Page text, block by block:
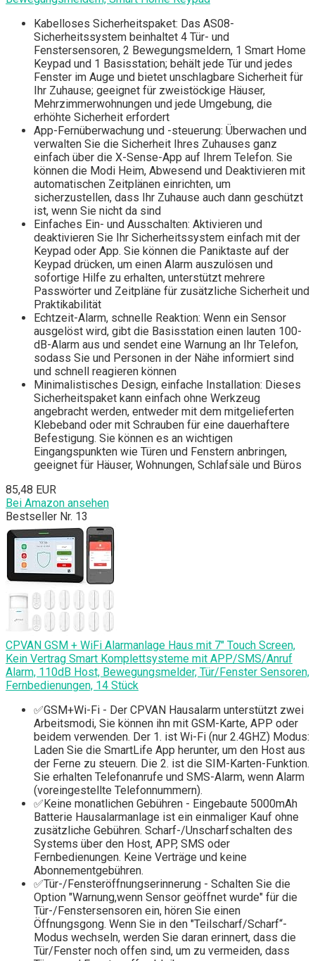
Kabelloses Sicherheitspaket: Das AS08-
Sicherheitssystem beinhaltet 4 Tür- und
Fenstersensoren, 2 Bewegungsmeldern, 1 Smart Home
Keypad und 1 Basisstation; behält jede Tür und jedes
Fenster im Auge und bietet unschlagbare Sicherheit für
Ihr Zuhause; geeignet für zweistöckige Häuser,
Mehrzimmerwohnungen und jede Umgebung, die
erhöhte Sicherheit erfordert
App-Fernüberwachung und -steuerung: Überwachen und
verwalten Sie die Sicherheit Ihres Zuhauses ganz
einfach über die X-Sense-App auf Ihrem Telefon. Sie
können die Modi Heim, Abwesend und Deaktivieren mit
automatischen Zeitplänen einrichten, um
sicherzustellen, dass Ihr Zuhause auch dann geschützt
ist, wenn Sie nicht da sind
Einfaches Ein- und Ausschalten: Aktivieren und
deaktivieren Sie Ihr Sicherheitssystem einfach mit der
Keypad oder App. Sie können die Paniktaste auf der
Keypad drücken, um einen Alarm auszulösen und
sofortige Hilfe zu erhalten, unterstützt mehrere
Passwörter und Zeitpläne für zusätzliche Sicherheit und
Praktikabilität
Echtzeit-Alarm, schnelle Reaktion: Wenn ein Sensor
ausgelöst wird, gibt die Basisstation einen lauten 100-
dB-Alarm aus und sendet eine Warnung an Ihr Telefon,
sodass Sie und Personen in der Nähe informiert sind
und schnell reagieren können
Minimalistisches Design, einfache Installation: Dieses
Sicherheitspaket kann einfach ohne Werkzeug
angebracht werden, entweder mit dem mitgelieferten
Klebeband oder mit Schrauben für eine dauerhaftere
Befestigung. Sie können es an wichtigen
Eingangspunkten wie Türen und Fenstern anbringen,
geeignet für Häuser, Wohnungen, Schlafsäle und Büros
85,48 EUR
Bei Amazon ansehen
Bestseller Nr. 13
CPVAN GSM + WiFi Alarmanlage Haus mit 7" Touch Screen,
Kein Vertrag Smart Komplettsysteme mit APP/SMS/Anruf
Alarm, 110dB Host, Bewegungsmelder, Tür/Fenster Sensoren,
Fernbedienungen, 14 Stück
✅GSM+Wi-Fi - Der CPVAN Hausalarm unterstützt zwei
Arbeitsmodi, Sie können ihn mit GSM-Karte, APP oder
beidem verwenden. Der 1. ist Wi-Fi (nur 2.4GHZ) Modus:
Laden Sie die SmartLife App herunter, um den Host aus
der Ferne zu steuern. Die 2. ist die SIM-Karten-Funktion.
Sie erhalten Telefonanrufe und SMS-Alarm, wenn Alarm
(voreingestellte Telefonnummern).
✅Keine monatlichen Gebühren - Eingebaute 5000mAh
Batterie Hausalarmanlage ist ein einmaliger Kauf ohne
zusätzliche Gebühren. Scharf-/Unscharfschalten des
Systems über den Host, APP, SMS oder
Fernbedienungen. Keine Verträge und keine
Abonnementgebühren.
✅Tür-/Fensteröffnungserinnerung - Schalten Sie die
Option "Warnung,wenn Sensor geöffnet wurde" für die
Tür-/Fenstersensoren ein, hören Sie einen
Öffnungsgong. Wenn Sie in den "Teilscharf/Scharf“-
Modus wechseln, werden Sie daran erinnert, dass die
Tür/Fenster noch offen sind, um zu vermeiden, dass